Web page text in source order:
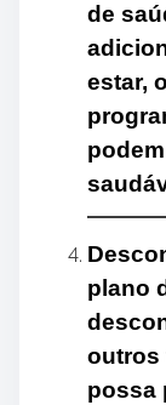
de
estar,
plano
outros
possa